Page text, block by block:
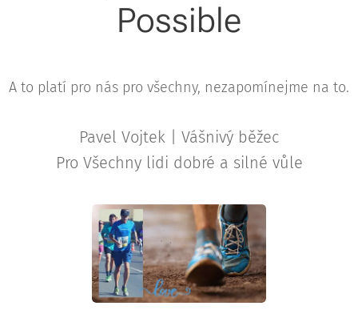
Possible
A to platí pro nás pro všechny, nezapomínejme na to.
Pavel Vojtek | Vášnivý běžec
Pro Všechny lidi dobré a silné vůle